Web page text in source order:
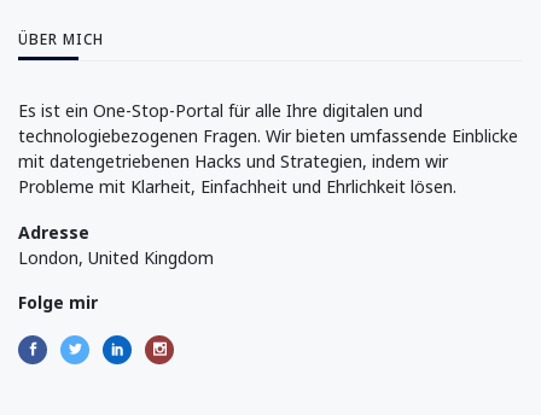
ÜBER MICH
Es ist ein One-Stop-Portal für alle Ihre digitalen und
technologiebezogenen Fragen. Wir bieten umfassende Einblicke
mit datengetriebenen Hacks und Strategien, indem wir
Probleme mit Klarheit, Einfachheit und Ehrlichkeit lösen.
Adresse
London, United Kingdom
Folge mir